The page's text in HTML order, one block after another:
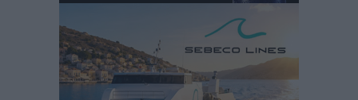
Φοίβος Κω: Το «ευχαριστώ» για το 9ο Kos 3X3
Basketball Festival
πριν 3 ώρες